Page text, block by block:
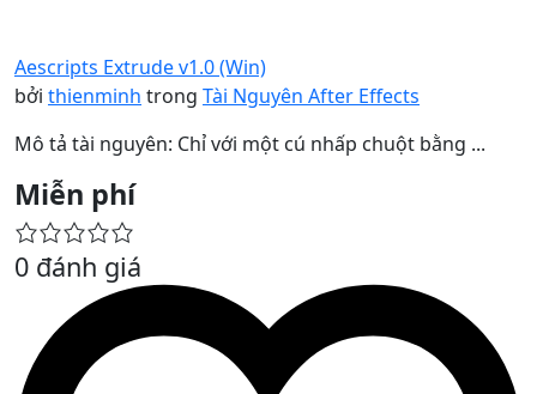
Aescripts Extrude v1.0 (Win)
bởi thienminh trong Tài Nguyên After Effects
Mô tả tài nguyên: Chỉ với một cú nhấp chuột bằng ...
Miễn phí
0 đánh giá